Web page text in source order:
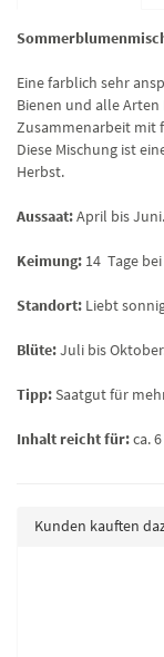
Eine farblich sehr
Bienen und alle Arten
Zusammenarbeit mit
Diese Mischung ist
Herbst.
Aussaat:April bis Juni.
Keimung: 14 Tage bei
Standort: Liebt
Blüte:Juli bis
Tipp:Saatgut für
Inhalt reicht für:ca.
Kunden kauften